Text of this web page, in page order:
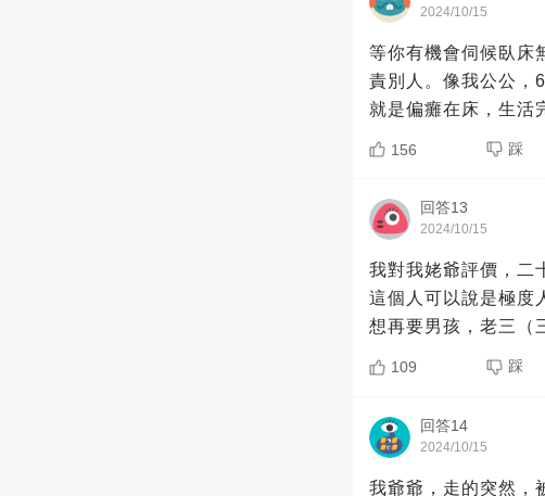
2024/10/15
等你有機會伺候臥床
責別人。像我公公，
就是偏癱在床，生活
156 踩
回答13
2024/10/15
我對我姥爺評價，二
這個人可以說是極度
想再要男孩，老三（
109 踩
回答14
2024/10/15
我爺爺，走的突然，